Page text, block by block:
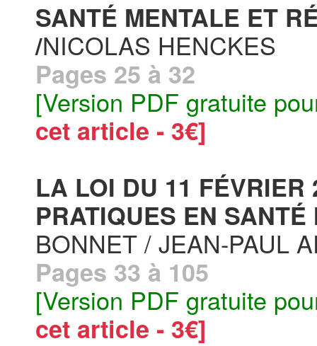
SANTÉ MENTALE ET
/NICOLAS HENCKES
Pages 25 à 32
[Version PDF gratuite
cet article - 3€]
LA LOI DU 11
PRATIQUES EN SANTÉ
BONNET / JEAN-PAUL
Pages 33 à 105
[Version PDF gratuite
cet article - 3€]